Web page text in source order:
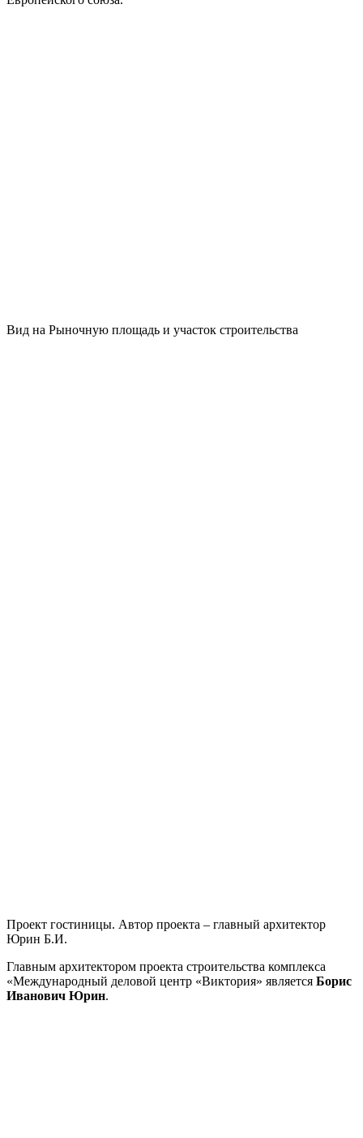
Вид на Рыночную площадь и участок строительства
Проект гостиницы. Автор проекта – главный архитектор
Юрин Б.И.
Главным архитектором проекта строительства комплекса
«Международный деловой центр «Виктория» является Борис
Иванович Юрин.